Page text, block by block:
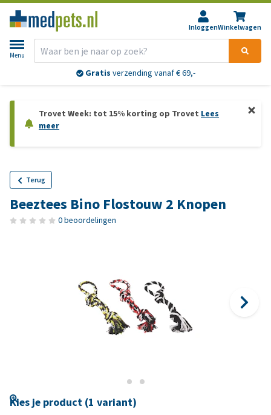
InloggenWinkelwagen
Menu
Gratis verzending vanaf € 69,-
Trovet Week: tot 15% korting op Trovet Lees
meer
Terug
Beeztees Bino Flostouw 2 Knopen
0 beoordelingen
Kies je product (1 variant)